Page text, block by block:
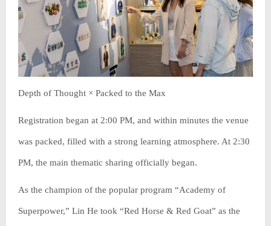
Depth of Thought × Packed to the Max
Registration began at 2:00 PM, and within minutes the venue
was packed, filled with a strong learning atmosphere. At 2:30
PM, the main thematic sharing officially began.
As the champion of the popular program “Academy of
Superpower,” Lin He took “Red Horse & Red Goat” as the